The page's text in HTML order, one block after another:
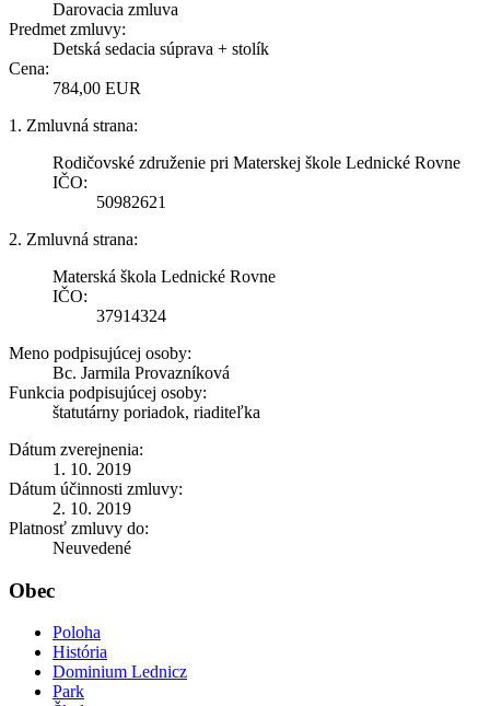
Darovacia zmluva
Predmet zmluvy:
Detská sedacia súprava + stolík
Cena:
784,00 EUR
1. Zmluvná strana:
Rodičovské združenie pri Materskej škole Lednické Rovne
IČO:
50982621
2. Zmluvná strana:
Materská škola Lednické Rovne
IČO:
37914324
Meno podpisujúcej osoby:
Bc. Jarmila Provazníková
Funkcia podpisujúcej osoby:
štatutárny poriadok, riaditeľka
Dátum zverejnenia:
1. 10. 2019
Dátum účinnosti zmluvy:
2. 10. 2019
Platnosť zmluvy do:
Neuvedené
Obec
Poloha
História
Dominium Lednicz
Park